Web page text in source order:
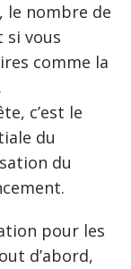
le nombre de
si vous
comme la
c’est le
du
du
pour les
d’abord,